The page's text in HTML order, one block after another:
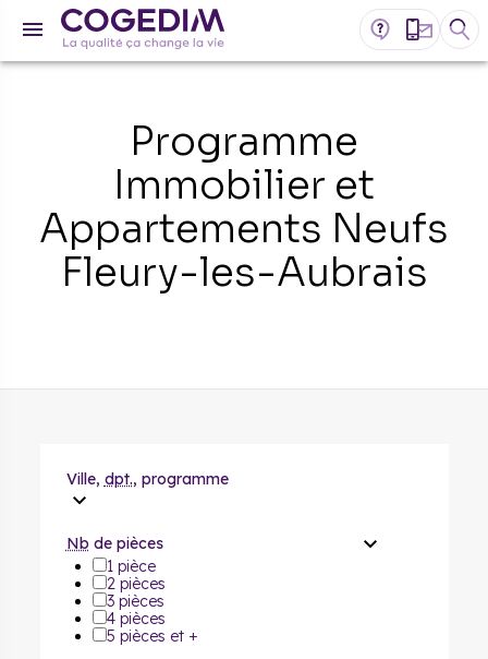
Programme
Immobilier et
Appartements Neufs
Fleury-les-Aubrais
Ville, dpt., programme
Nb de pièces
1 pièce
2 pièces
3 pièces
4 pièces
5 pièces et +